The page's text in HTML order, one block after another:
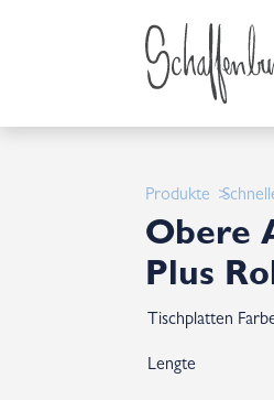
Produkte
Obere
Plus
Tischplatten
Lengte